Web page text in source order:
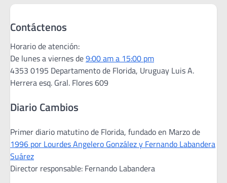
Contáctenos
Horario de atención:
De lunes a viernes de9:00 am a 15:00 pm
4353 0195 Departamento de Florida, Uruguay Luis A.
Herrera esq. Gral. Flores 609
Diario Cambios
Primer diario matutino de Florida, fundado en Marzo de
1996 por Lourdes Angelero González y Fernando Labandera
Suárez
Director responsable: Fernando Labandera